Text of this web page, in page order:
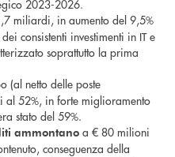
2023-2026.
miliardi, in aumento del 9,5%
consistenti investimenti in IT e
soprattutto la prima
(al netto delle poste
52%, in forte miglioramento
stato del 59%.
ammontano a € 80 milioni
conseguenza della